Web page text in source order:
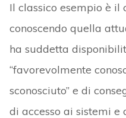
Il classico esempio è il
conoscendo quella
ha suddetta
“favorevolmente
sconosciuto” e di
di accesso ai sistemi